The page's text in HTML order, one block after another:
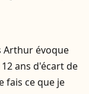
Arthur évoque
ans d'écart de
fais ce que je